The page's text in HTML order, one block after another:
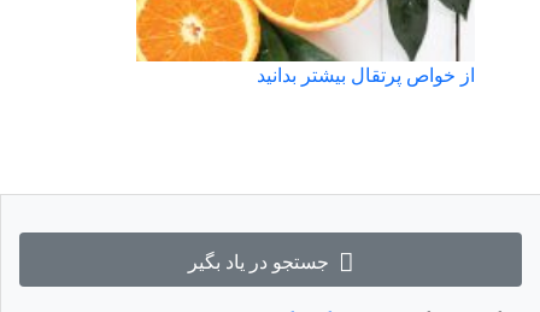
جستجو در یاد بگیر
از خواص پرتقال بیشتر بدانید